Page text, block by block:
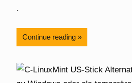
.
Continue reading